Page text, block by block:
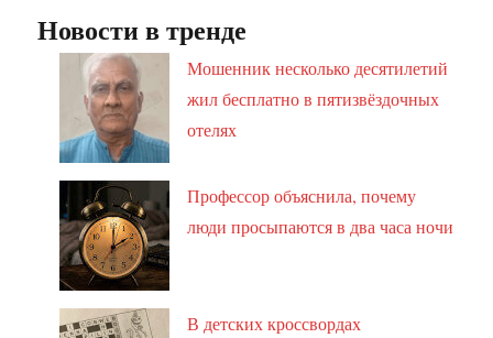
Новости в тренде
Мошенник несколько десятилетий
жил бесплатно в пятизвёздочных
отелях
Профессор объяснила, почему
люди просыпаются в два часа ночи
В детских кроссвордах